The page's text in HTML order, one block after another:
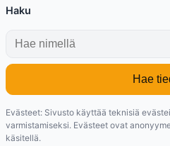
Haku
Hae
Evästeet: Sivusto käyttää teknisiä
varmistamiseksi. Evästeet ovat
käsitellä.